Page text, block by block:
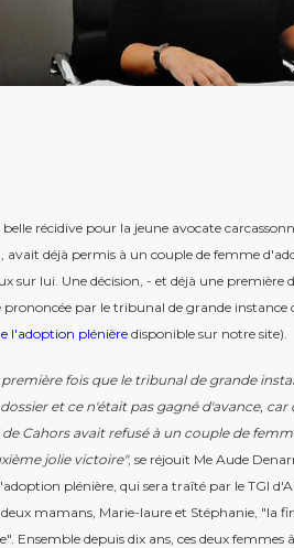
belle récidive pour la jeune avocate
avait déjà permis à un couple de femme
sur lui. Une décision, - et déjà une première
prononcée par le tribunal de grande instance
l'adoption plénière disponible sur notre site).
première fois que le tribunal de grande
et ce n'était pas gagné d'avance, car
Cahors avait refusé à un couple de
jolie victoire", se réjouit Me Aude
plénière, qui sera traîté par le TGI
mamans, Marie-laure et Stéphanie, "la
Ensemble depuis dix ans, ces deux femmes